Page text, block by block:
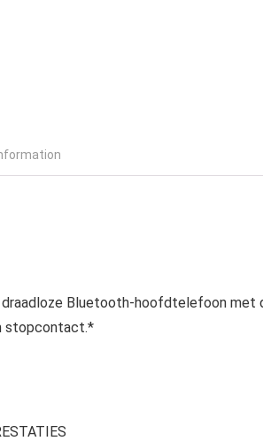
Bluetooth-hoofdtelefoon
stopcontact.*